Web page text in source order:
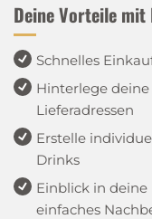
Deine Vorteile mit
Schnelles
Hinterlege
Lieferadressen
Erstelle
Drinks
Einblick in
einfaches